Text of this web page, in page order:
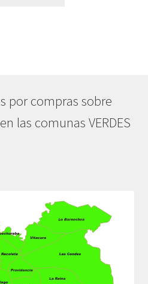
por compras sobre
las comunas VERDES